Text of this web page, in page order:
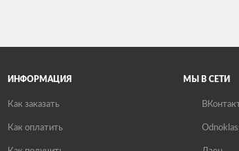
ИНФОРМАЦИЯ
Как заказать
Как оплатить
МЫ В СЕТИ